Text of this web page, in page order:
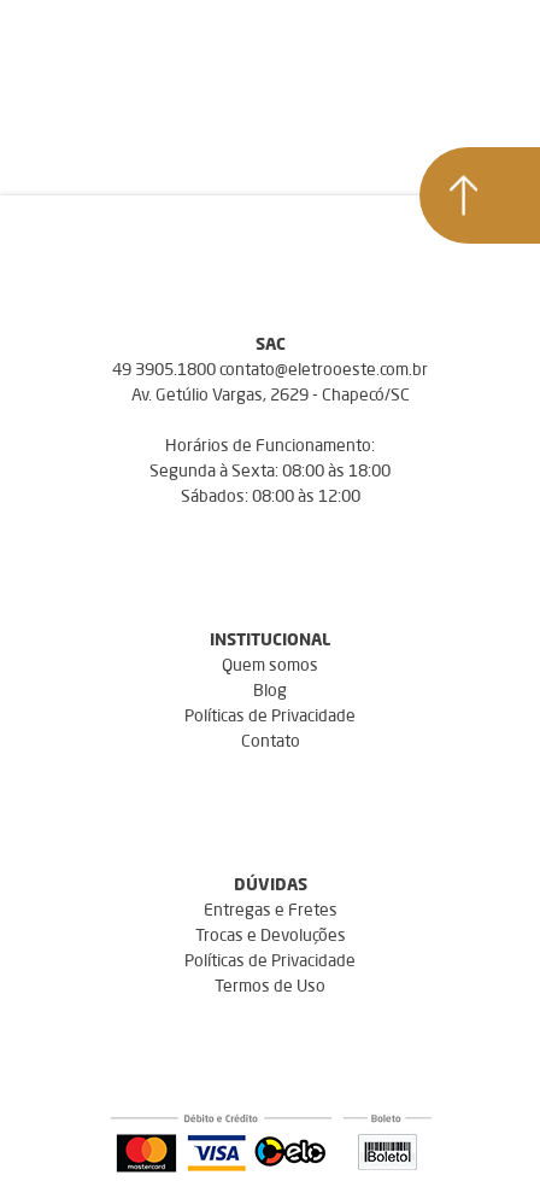
SAC
49 3905.1800 contato@eletrooeste.com.br
Av. Getúlio Vargas, 2629 - Chapecó/SC
Horários de Funcionamento:
Segunda à Sexta: 08:00 às 18:00
Sábados: 08:00 às 12:00
INSTITUCIONAL
Quem somos
Blog
Políticas de Privacidade
Contato
DÚVIDAS
Entregas e Fretes
Trocas e Devoluções
Políticas de Privacidade
Termos de Uso